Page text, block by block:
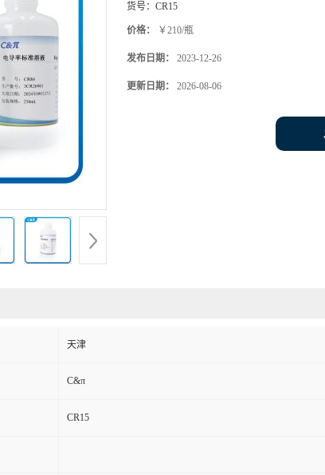
货号： CR15
价格： ￥210/瓶
发布日期： 2023-12-26
更新日期： 2026-08-06
天津
C&π
CR15